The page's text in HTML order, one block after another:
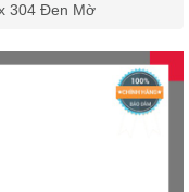
304 Đen Mờ